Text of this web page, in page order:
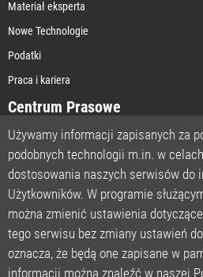
Materiał eksperta
Nowe Technologie
Podatki
Praca i kariera
Centrum Prasowe
STRONA GŁÓWNA
O NAS
POLITYKA PRYWATNOŚCI
REGULAMIN
LICENCJA
Używamy informacji zapisanych za
podobnych technologii m.in. w
dostosowania naszych serwisów do
Użytkowników. W programie
można zmienić ustawienia
tego serwisu bez zmiany ustawień
oznacza, że będą one zapisane w
informacji można znaleźć w naszej